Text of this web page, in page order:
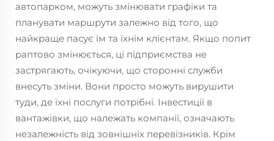
автопарком, можуть змінювати графіки та
планувати маршрути залежно від того, що
найкраще пасує їм та їхнім клієнтам. Якщо попит
раптово змінюється, ці підприємства не
застрягають, очікуючи, що сторонні служби
внесуть зміни. Вони просто можуть вирушити
туди, де їхні послуги потрібні. Інвестиції в
вантажівки, що належать компанії, означають
незалежність від зовнішніх перевізників. Крім